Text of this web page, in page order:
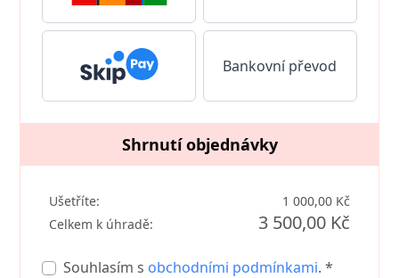
Bankovní převod
Shrnutí objednávky
Ušetříte:
1 000,00 Kč
Celkem k úhradě:
3 500,00 Kč
Souhlasím s obchodními podmínkami. *